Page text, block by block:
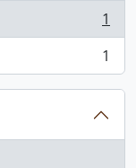
1
1